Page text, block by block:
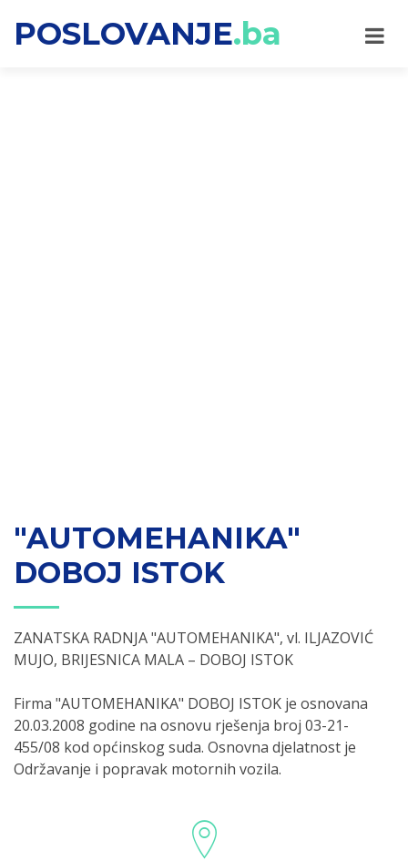
POSLOVANJE.ba
"AUTOMEHANIKA"
DOBOJ ISTOK
ZANATSKA RADNJA "AUTOMEHANIKA", vl. ILJAZOVIĆ
MUJO, BRIJESNICA MALA – DOBOJ ISTOK
Firma "AUTOMEHANIKA" DOBOJ ISTOK je osnovana
20.03.2008 godine na osnovu rješenja broj 03-21-
455/08 kod općinskog suda. Osnovna djelatnost je
Održavanje i popravak motornih vozila.